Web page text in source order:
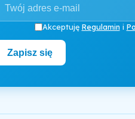
Akceptuję Regulamin i
Zapisz się